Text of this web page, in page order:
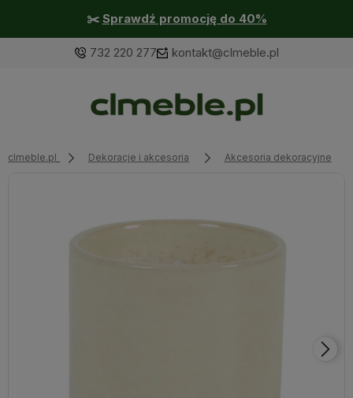
✂️ Sprawdź promocję do 40%
732 220 277 kontakt@clmeble.pl
clmeble.pl Dekoracje i akcesoria Akcesoria dekoracyjne